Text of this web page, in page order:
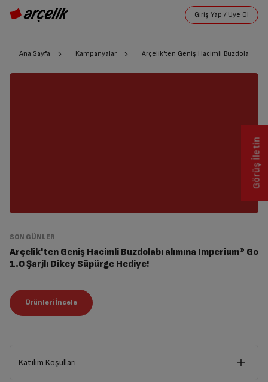
Ana Sayfa Kampanyalar Arçelik'ten Geniş Hacimli Buzdolabı
SON GÜNLER
Arçelik'ten Geniş Hacimli Buzdolabı alımına Imperium® Go
1.0 Şarjlı Dikey Süpürge Hediye!
Katılım Koşulları
Görüş İletin